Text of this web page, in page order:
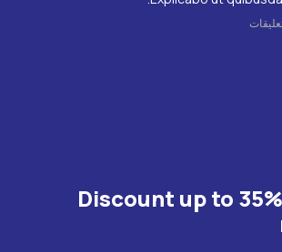
Discount up to